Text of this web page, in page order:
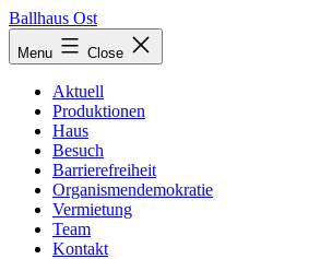
Skip
to
content
Ballhaus Ost
Ballhaus
Ost
Menu Close
Aktuell
Produktionen
Haus
Besuch
Barrierefreiheit
Organismendemokratie
Vermietung
Team
Kontakt